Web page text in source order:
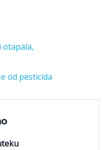
otapala,
od pesticida